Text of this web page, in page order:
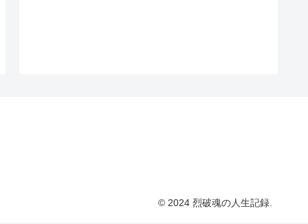
© 2024 烈破魂の人生記録.